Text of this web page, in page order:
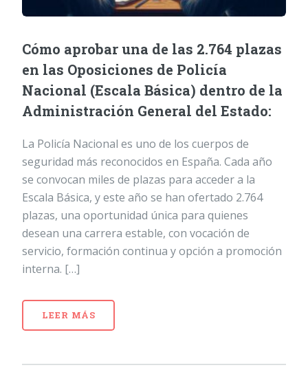
Cómo aprobar una de las 2.764 plazas
en las Oposiciones de Policía
Nacional (Escala Básica) dentro de la
Administración General del Estado:
La Policía Nacional es uno de los cuerpos de
seguridad más reconocidos en España. Cada año
se convocan miles de plazas para acceder a la
Escala Básica, y este año se han ofertado 2.764
plazas, una oportunidad única para quienes
desean una carrera estable, con vocación de
servicio, formación continua y opción a promoción
interna. […]
LEER MÁS